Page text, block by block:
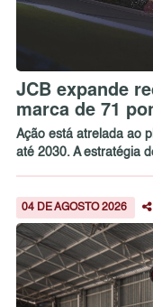
JCB expande
marca de 71
Ação está atrelada ao
até 2030. A estratégia
04 DE AGOSTO 2026